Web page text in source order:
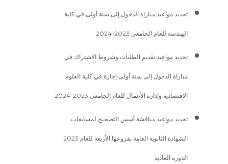
تحديد مواعيد مباراة الدخول إلى سنة أولى في كلية
الهندسة للعام الجامعي 2023-2024
تحديد مواعيد تقديم الطلبات وشروط الاشتراك في
مباراة الدخول إلى سنة أولى إجازة في كلية العلوم
الاقتصادية وإدارة الأعمال للعام الجامعي 2023-2024
تحديد مواعيد مناقشة أسس التصحيح لمسابقات
الشهادة الثانوية العامة بفروعها الأربعة للعام 2023
الدورة العادية